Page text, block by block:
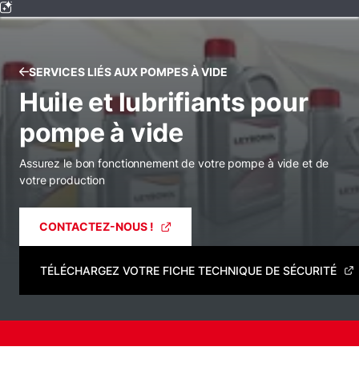
SERVICES LIÉS AUX POMPES À VIDE
Huile et lubrifiants pour
pompe à vide
Assurez le bon fonctionnement de votre pompe à vide et de
votre production
CONTACTEZ-NOUS !
TÉLÉCHARGEZ VOTRE FICHE TECHNIQUE DE SÉCURITÉ